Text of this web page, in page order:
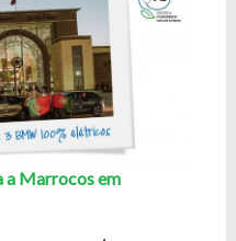
a Marrocos em